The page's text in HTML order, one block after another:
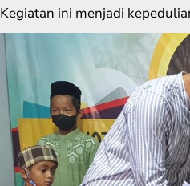
Kegiatan ini menjadi